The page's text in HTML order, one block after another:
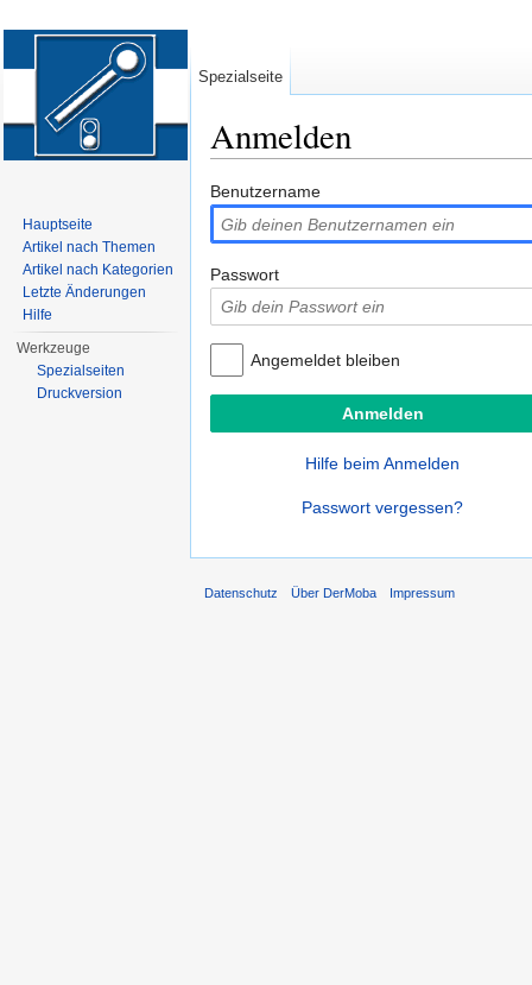
Anmelden
Benutzername
Passwort
Angemeldet bleiben
Hilfe beim Anmelden
Passwort vergessen?
Spezialseite
Hauptseite
Artikel nach Themen
Artikel nach Kategorien
Letzte Änderungen
Hilfe
Werkzeuge
Spezialseiten
Druckversion
Datenschutz Über DerMoba Impressum